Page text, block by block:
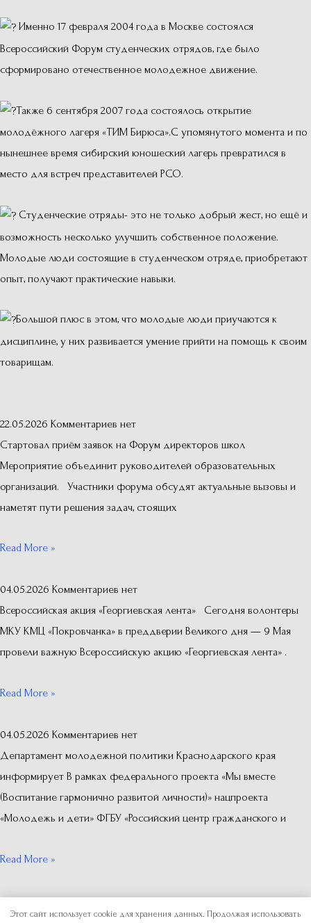
Именно 17 февраля 2004 года в Москве состоялся
Всероссийский Форум студенческих отрядов, где было
сформировано отечественное молодежное движение.
Также 6 сентября 2007 года состоялось открытие
молодёжного лагеря «ТИМ Бирюса».С упомянутого момента и по
нынешнее время сибирский юношеский лагерь превратился в
место для встреч представителей РСО.
Студенческие отряды- это не только добрый жест, но ещё и
возможность несколько улучшить собственное положение.
Молодые люди состоящие в студенческом отряде, приобретают
опыт, получают практические навыки.
Большой плюс в этом, что молодые люди приучаются к
дисциплине, у них развивается умение прийти на помощь к своим
товарищам.
22.05.2026 Комментариев нет
Стартовал приём заявок на Форум директоров школ
Мероприятие объединит руководителей образовательных
организаций. Участники форума обсудят актуальные вызовы и
наметят пути решения задач, стоящих
Read More »
04.05.2026 Комментариев нет
Всероссийская акция «Георгиевская лента» Сегодня волонтеры
МКУ КМЦ «Покровчанка» в преддверии Великого дня — 9 Мая
провели важную Всероссийскую акцию «Георгиевская лента» .
Read More »
04.05.2026 Комментариев нет
Департамент молодежной политики Краснодарского края
информирует В рамках федерального проекта «Мы вместе
(Воспитание гармонично развитой личности)» нацпроекта
«Молодежь и дети» ФГБУ «Российский центр гражданского и
Read More »
Copyright © 2026 Отдел по делам молодежи
Этот сайт использует cookie для хранения данных. Продолжая использовать